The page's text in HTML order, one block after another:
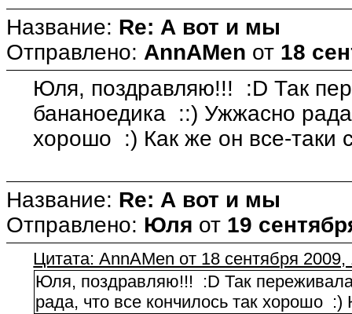
Название: Re: А вот и мы
Отправлено: AnnAMen от 18
Юля, поздравляю!!! :D Так
бананоедика ::) Ужжасно
хорошо :) Как же он все-таки
Название: Re: А вот и мы
Отправлено: Юля от 19
Цитата: AnnAMen от 18 сентября 2009,
Юля, поздравляю!!! :D Так
рада, что все кончилось так хорошо